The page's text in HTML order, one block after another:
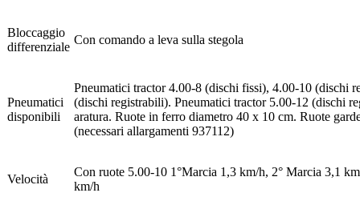
Bloccaggio
differenziale
Con comando a leva sulla stegola
Pneumatici
disponibili
Pneumatici tractor 4.00-8 (dischi fissi), 4.00-10 (dischi
(dischi registrabili). Pneumatici tractor 5.00-12 (dischi
aratura. Ruote in ferro diametro 40 x 10 cm. Ruote
(necessari allargamenti 937112)
Velocità
Con ruote 5.00-10 1°Marcia 1,3 km/h, 2° Marcia 3,1
km/h